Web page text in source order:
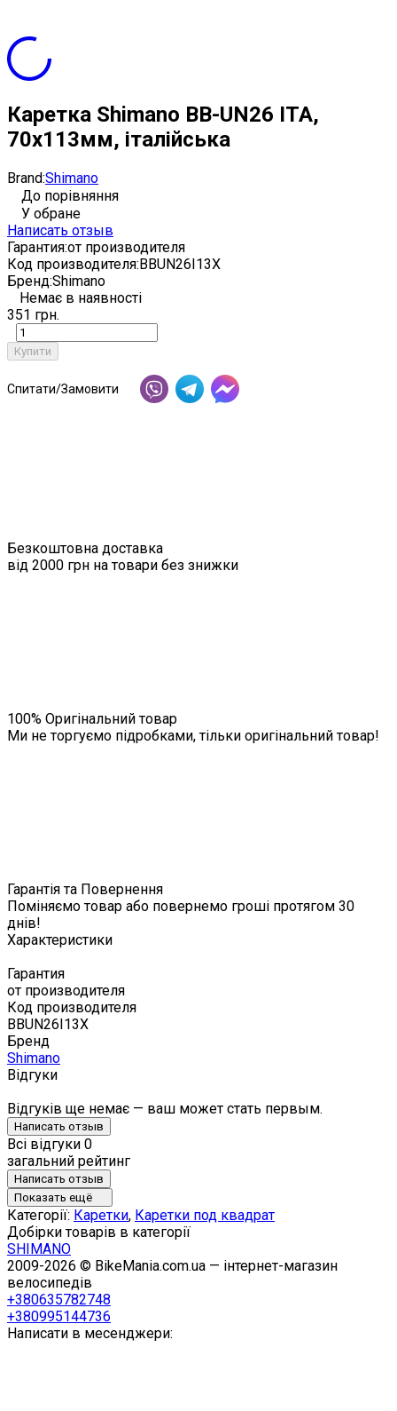
Каретка Shimano BB-UN26 ITA,
70x113мм, італійська
Brand:Shimano
До порівняння
У обране
Написать отзыв
Гарантия:от производителя
Код производителя:BBUN26I13X
Бренд:Shimano
Немає в наявності
351 грн.
Купити
Спитати/Замовити
Безкоштовна доставка
від 2000 грн на товари без знижки
100% Оригінальний товар
Ми не торгуємо підробками, тільки оригінальний товар!
Гарантія та Повернення
Поміняємо товар або повернемо гроші протягом 30
днів!
Характеристики
Гарантия
от производителя
Код производителя
BBUN26I13X
Бренд
Shimano
Відгуки
Відгуків ще немає — ваш может стать первым.
Написать отзыв
Всі відгуки 0
загальний рейтинг
Написать отзыв
Показать ещё
Категорії: Каретки, Каретки под квадрат
Добірки товарів в категорії
SHIMANO
2009-2026 © BikeMania.com.ua — інтернет-магазин
велосипедів
+380635782748
+380995144736
Написати в месенджери: